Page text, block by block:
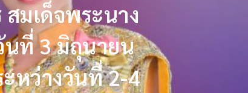
มเด็จพระนาง
นที่ 3 มิถุนายน
หว่างวันที่ 2-4